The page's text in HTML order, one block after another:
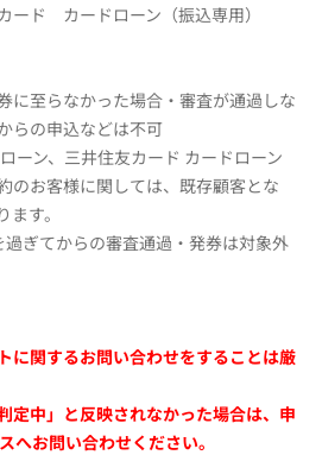
ード カードローン（振込専用）
に至らなかった場合・審査が通過しな
らの申込などは不可
ーン、三井住友カード カードローン
のお客様に関しては、既存顧客とな
す。
ぎてからの審査通過・発券は対象外
に関するお問い合わせをすることは厳
定中」と反映されなかった場合は、申
へお問い合わせください。